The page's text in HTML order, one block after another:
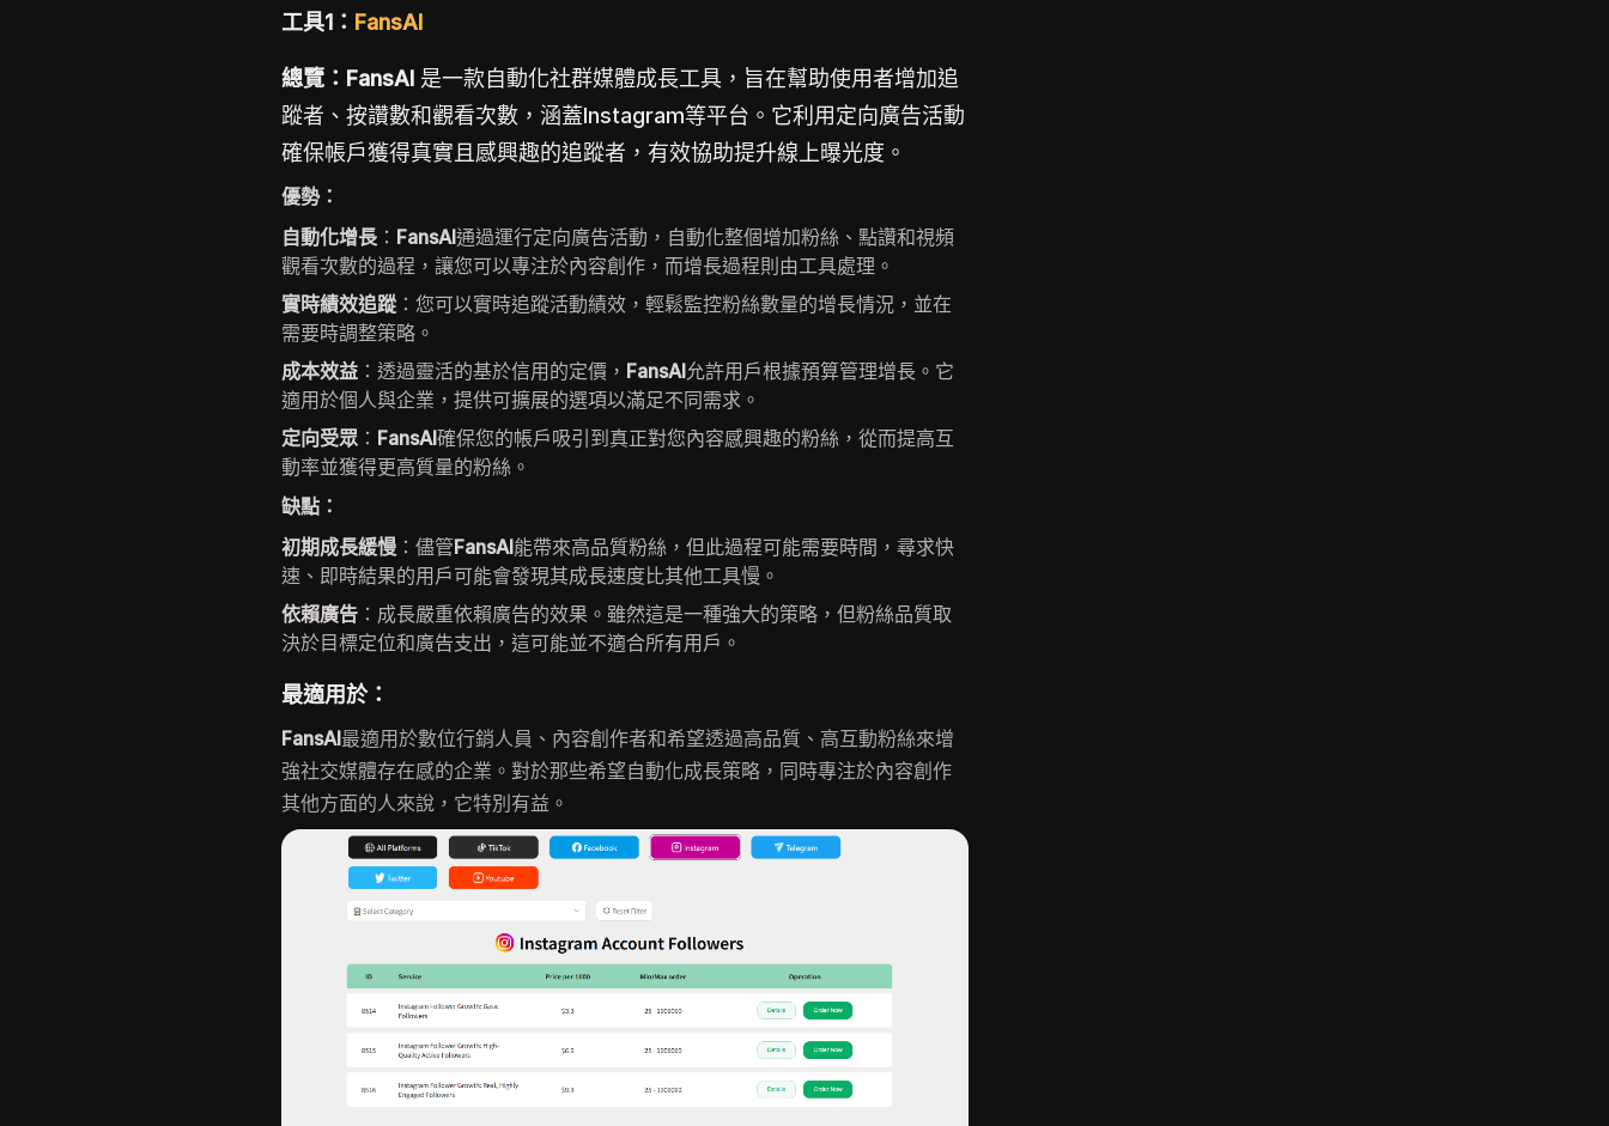
工具1： FansAI
總覽：FansAI 是一款自動化社群媒體成長工具，旨在幫助使用者增加追
蹤者、按讚數和觀看次數，涵蓋Instagram等平台。它利用定向廣告活動
確保帳戶獲得真實且感興趣的追蹤者，有效協助提升線上曝光度。
優勢：
自動化增長 ： FansAI通過運行定向廣告活動，自動化整個增加粉絲、點讚和視頻
觀看次數的過程，讓您可以專注於內容創作，而增長過程則由工具處理。
實時績效追蹤 ：您可以實時追蹤活動績效，輕鬆監控粉絲數量的增長情況，並在
需要時調整策略。
成本效益 ：透過靈活的基於信用的定價， FansAI允許用戶根據預算管理增長。它
適用於個人與企業，提供可擴展的選項以滿足不同需求。
定向受眾 ： FansAI確保您的帳戶吸引到真正對您內容感興趣的粉絲，從而提高互
動率並獲得更高質量的粉絲。
缺點：
初期成長緩慢 ：儘管FansAI能帶來高品質粉絲，但此過程可能需要時間，尋求快
速、即時結果的用戶可能會發現其成長速度比其他工具慢。
依賴廣告 ：成長嚴重依賴廣告的效果。雖然這是一種強大的策略，但粉絲品質取
決於目標定位和廣告支出，這可能並不適合所有用戶。
最適用於：
FansAI最適用於數位行銷人員、內容創作者和希望透過高品質、高互動粉絲來增
強社交媒體存在感的企業。對於那些希望自動化成長策略，同時專注於內容創作
其他方面的人來說，它特別有益。